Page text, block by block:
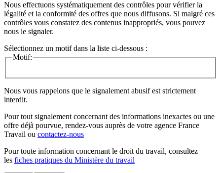
Nous effectuons systématiquement des contrôles pour vérifier la
légalité et la conformité des offres que nous diffusons. Si malgré ces
contrôles vous constatez des contenus inappropriés, vous pouvez
nous le signaler.
Sélectionnez un motif dans la liste ci-dessous :
Motif:
Nous vous rappelons que le signalement abusif est strictement
interdit.
Pour tout signalement concernant des informations inexactes ou une
offre déjà pourvue, rendez-vous auprès de votre agence France
Travail ou contactez-nous
Pour toute information concernant le droit du travail, consultez
les fiches pratiques du Ministère du travail